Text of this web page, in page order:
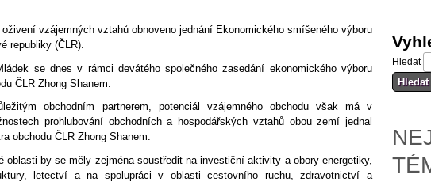
vzájemných vztahů obnoveno jednání Ekonomického smíšeného výboru
republiky (ČLR).
se dnes v rámci devátého společného zasedání ekonomického výboru
ČLR Zhong Shanem.
obchodním partnerem, potenciál vzájemného obchodu však má v
prohlubování obchodních a hospodářských vztahů obou zemí jednal
obchodu ČLR Zhong Shanem.
oblasti by se měly zejména soustředit na investiční aktivity a obory energetiky,
letectví a na spolupráci v oblasti cestovního ruchu, zdravotnictví a
Hledat